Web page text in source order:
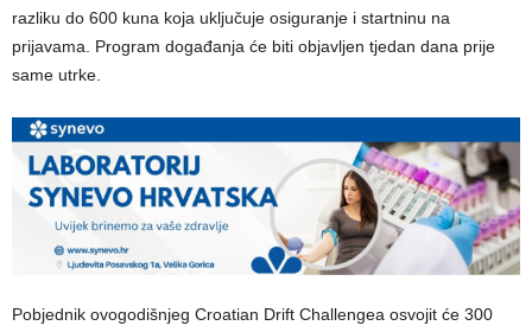
razliku do 600 kuna koja uključuje osiguranje i startninu na
prijavama. Program događanja će biti objavljen tjedan dana prije
same utrke.
Pobjednik ovogodišnjeg Croatian Drift Challengea osvojit će 300